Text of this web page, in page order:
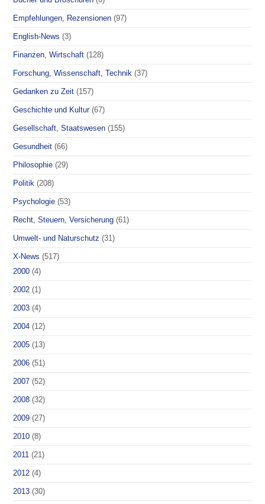
Empfehlungen, Rezensionen (97)
English-News (3)
Finanzen, Wirtschaft (128)
Forschung, Wissenschaft, Technik (37)
Gedanken zu Zeit (157)
Geschichte und Kultur (67)
Gesellschaft, Staatswesen (155)
Gesundheit (66)
Philosophie (29)
Politik (208)
Psychologie (53)
Recht, Steuern, Versicherung (61)
Umwelt- und Naturschutz (31)
X-News (517)
2000 (4)
2002 (1)
2003 (4)
2004 (12)
2005 (13)
2006 (51)
2007 (52)
2008 (32)
2009 (27)
2010 (8)
2011 (21)
2012 (4)
2013 (30)